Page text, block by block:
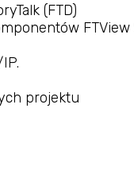
(FTD)
FTView
projektu